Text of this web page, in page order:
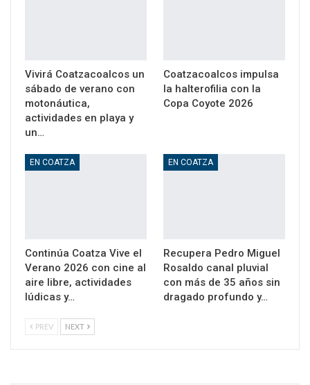
Vivirá Coatzacoalcos un
sábado de verano con
motonáutica,
actividades en playa y
un…
Coatzacoalcos impulsa
la halterofilia con la
Copa Coyote 2026
EN COATZA
Continúa Coatza Vive el
Verano 2026 con cine al
aire libre, actividades
lúdicas y…
EN COATZA
Recupera Pedro Miguel
Rosaldo canal pluvial
con más de 35 años sin
dragado profundo y…
PREV NEXT